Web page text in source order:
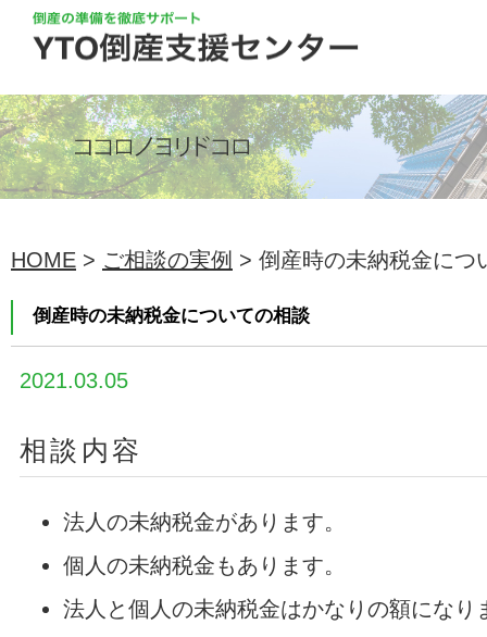
HOME > ご相談の実例 > 倒産時の未納税金につ
倒産時の未納税金についての相談
2021.03.05
相談内容
法人の未納税金があります。
個人の未納税金もあります。
法人と個人の未納税金はかなりの額になり